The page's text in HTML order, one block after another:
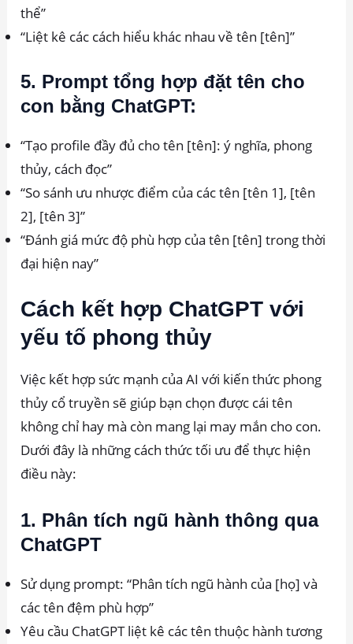
thể”
“Liệt kê các cách hiểu khác nhau về tên [tên]”
5. Prompt tổng hợp đặt tên cho
con bằng ChatGPT:
“Tạo profile đầy đủ cho tên [tên]: ý nghĩa, phong
thủy, cách đọc”
“So sánh ưu nhược điểm của các tên [tên 1], [tên
2], [tên 3]”
“Đánh giá mức độ phù hợp của tên [tên] trong thời
đại hiện nay”
Cách kết hợp ChatGPT với
yếu tố phong thủy
Việc kết hợp sức mạnh của AI với kiến thức phong
thủy cổ truyền sẽ giúp bạn chọn được cái tên
không chỉ hay mà còn mang lại may mắn cho con.
Dưới đây là những cách thức tối ưu để thực hiện
điều này:
1. Phân tích ngũ hành thông qua
ChatGPT
Sử dụng prompt: “Phân tích ngũ hành của [họ] và
các tên đệm phù hợp”
Yêu cầu ChatGPT liệt kê các tên thuộc hành tương